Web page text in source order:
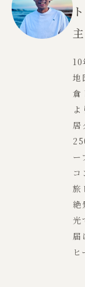
地
倉
居
ー
コ
旅
絶
光
届
ヒ